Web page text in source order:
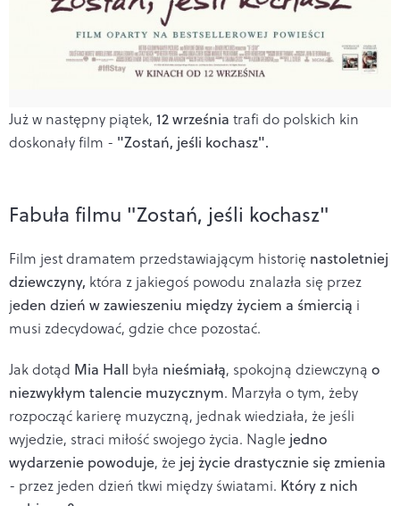
Już w następny piątek, 12 września trafi do polskich kin
doskonały film - "Zostań, jeśli kochasz".
Fabuła filmu "Zostań, jeśli kochasz"
Film jest dramatem przedstawiającym historię nastoletniej
dziewczyny, która z jakiegoś powodu znalazła się przez
jeden dzień w zawieszeniu między życiem a śmiercią i
musi zdecydować, gdzie chce pozostać.
Jak dotąd Mia Hall była nieśmiałą, spokojną dziewczyną o
niezwykłym talencie muzycznym. Marzyła o tym, żeby
rozpocząć karierę muzyczną, jednak wiedziała, że jeśli
wyjedzie, straci miłość swojego życia. Nagle jedno
wydarzenie powoduje, że jej życie drastycznie się zmienia
- przez jeden dzień tkwi między światami. Który z nich